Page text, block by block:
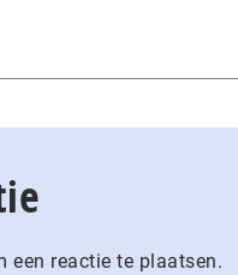
een reactie te plaatsen.